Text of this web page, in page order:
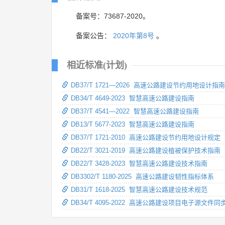
备案号：73687-2020。
备案公告： 2020年第8号 。
相近标准(计划)
DB37/T 1721—2026 高速公路建设节约用地设计指南
DB34/T 4649-2023 智慧高速公路建设指南
DB37/T 4541—2022 智慧高速公路建设指南
DB13/T 5677-2023 智慧高速公路建设指南
DB37/T 1721-2010 高速公路建设节约用地设计规定
DB22/T 3021-2019 高速公路建设植被保护技术指南
DB22/T 3428-2023 智慧高速公路建设技术指南
DB3302/T 1180-2025 高速公路建设韧性指标体系
DB31/T 1618-2025 智慧高速公路建设技术规范
DB34/T 4095-2022 高速公路建设项目电子源文件同